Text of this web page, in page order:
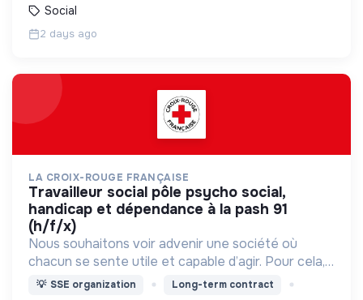
Social
2 days ago
LA CROIX-ROUGE FRANÇAISE
travailleur social pôle psycho social,
handicap et dépendance à la pash 91
(h/f/x)
Nous souhaitons voir advenir une société où
chacun se sente utile et capable d’agir. Pour cela,
nous proposons des moyens et des lieux
💡 SSE organization Long-term contract